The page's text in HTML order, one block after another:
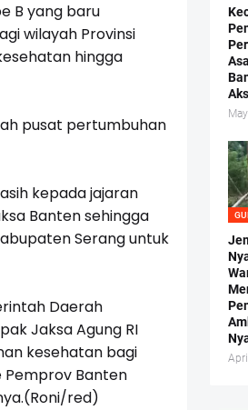
B yang baru
wilayah Provinsi
hingga
pusat pertumbuhan
kepada jajaran
Banten sehingga
Serang untuk
Daerah
Jaksa Agung RI
kesehatan bagi
Pemprov Banten
red)